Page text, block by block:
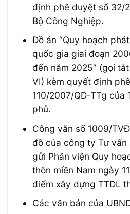
định phê duyệt số 32/
Bộ Công Nghiệp.
Đồ án “Quy hoạch
quốc gia giai đoạn
đến năm 2025” (gọi
VI) kèm quyết định
110/2007/QĐ-TTg của
phủ.
Công văn số 1009/
đồ của công ty Tư
gửi Phân viện Quy
thôn miền Nam ngày
điểm xây dựng TTĐL
Các văn bản của